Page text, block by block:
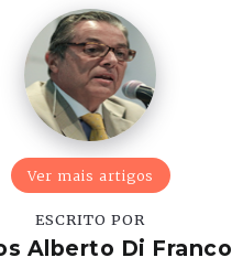
Ver mais artigos
ESCRITO POR
Alberto Di Franco